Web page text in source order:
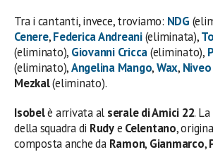
Tra i cantanti, invece, troviamo: NDG
Cenere,Federica Andreani(eliminata),
(eliminato), Giovanni Cricca(eliminato),
(eliminato),Angelina Mango,Wax, Niveo
Mezkal(eliminato).
Isobelè arrivata al serale di Amici 22.
della squadra di Rudye Celentano,
composta anche da Ramon, Gianmarco,